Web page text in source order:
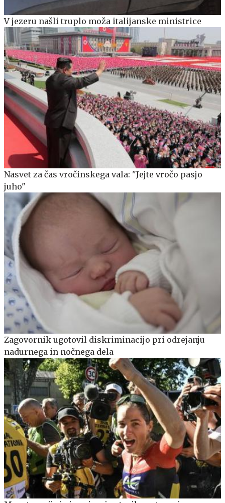
V jezeru našli truplo moža italijanske ministrice
Nasvet za čas vročinskega vala: "Jejte vročo pasjo
juho"
Zagovornik ugotovil diskriminacijo pri odrejanju
nadurnega in nočnega dela